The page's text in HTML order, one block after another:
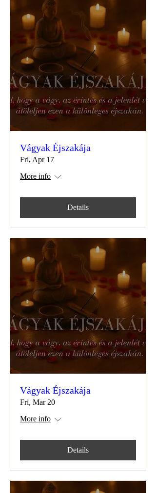
Vágyak Éjszakája
Fri, Apr 17
More info
Details
Vágyak Éjszakája
Fri, Mar 20
More info
Details